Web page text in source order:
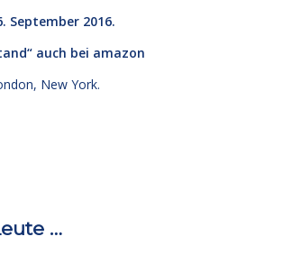
September 2016.
auch bei amazon
New York.
…